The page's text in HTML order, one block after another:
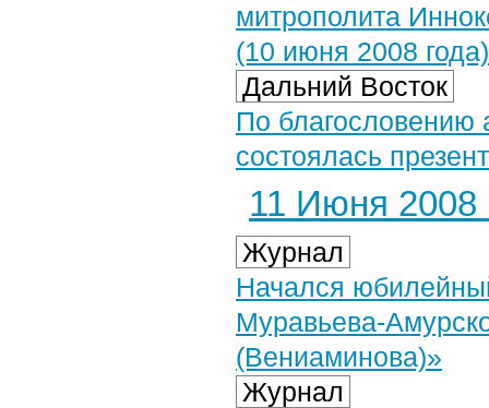
митрополита
(10 июня 2008 года)
Дальний Восток
По благословению
состоялась
11 Июня 2008
Журнал
Начался
Муравьева-
(Вениаминова)»
Журнал